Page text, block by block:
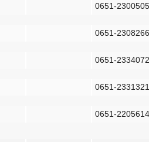
0651-2300505
0651-2308266
0651-2334072
0651-2331321
0651-2205614